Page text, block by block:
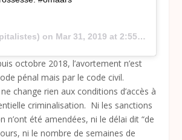
on Mar 31, 2019 at 2:55pm PDT
octobre 2018, l’avortement n’est
pénal mais par le code civil.
change rien aux conditions d’accès à
criminalisation. Ni les sanctions
n’ont été amendées, ni le délai dit “de
ni le nombre de semaines de